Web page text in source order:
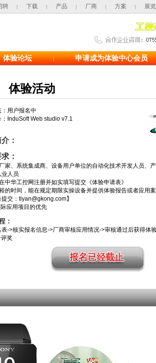
聘 | 下载 | 产品 | 厂商 | 方案 | 展览
体验论坛 | 申请成为体验中心会员
体验活动
用户报名中
：InduSoft Web studio v7.1
：
：
家、系统集成商、设备用户单位的自动化技术开发人员、
人员
中华工控网注册并如实填写提交《体验申请表》
的时间，能在规定期限实操设备并提供体验报告或者应用
交：tiyan@gkong.com】
应用项目的优先
：
->核实报名信息->厂商审核应用情况->审核通过后获得体
奖